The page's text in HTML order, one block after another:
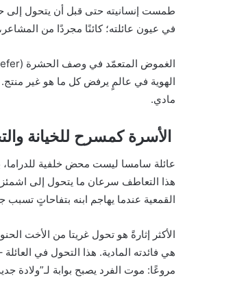
في عيون عائلته؛ كائنًا مجردًا من
الهوية في عالمٍ يرفض كل ما هو غير
مادي.
الأسرة كمسرح للخيانة
عائلة سامسا ليست محض خلفية للدراما،
هذا التعاطف سرعان ما يتحول إلى
القمعية عندما يهاجم ابنه بتفاحاتٍ تسبب
الأكثر إثارةً هو تحول غريتا من الأخت
هي فائدته المادية. هذا التحول في
مروعًا: موت الفرد يصبح بوابة لـ”ولادة